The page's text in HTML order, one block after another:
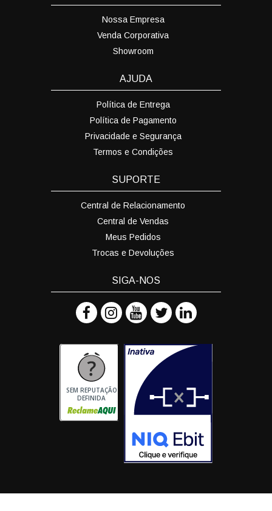
Nossa Empresa
Venda Corporativa
Showroom
AJUDA
Política de Entrega
Política de Pagamento
Privacidade e Segurança
Termos e Condições
SUPORTE
Central de Relacionamento
Central de Vendas
Meus Pedidos
Trocas e Devoluções
SIGA-NOS
SEM REPUTAÇÃO
DEFINIDA